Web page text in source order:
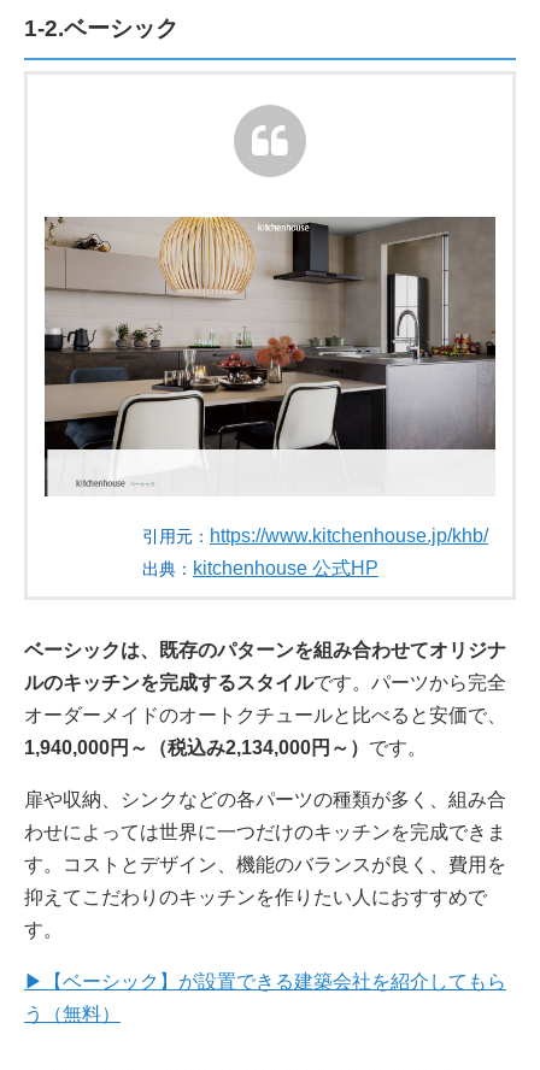
1-2.ベーシック
引用元： https://www.kitchenhouse.jp/khb/
出典： kitchenhouse 公式HP
ベーシックは、既存のパターンを組み合わせてオリジナ
ルのキッチンを完成するスタイルです。パーツから完全
オーダーメイドのオートクチュールと比べると安価で、
1,940,000円～（税込み2,134,000円～） です。
扉や収納、シンクなどの各パーツの種類が多く、組み合
わせによっては世界に一つだけのキッチンを完成できま
す。コストとデザイン、機能のバランスが良く、費用を
抑えてこだわりのキッチンを作りたい人におすすめで
す。
▶【ベーシック】が設置できる建築会社を紹介してもら
う（無料）